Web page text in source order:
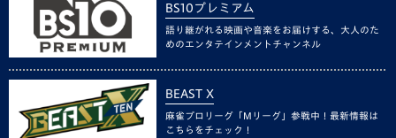
BS10プレミアム
語り継がれる映画や音楽をお届けする、大人のた
めのエンタテインメントチャンネル
BEAST X
麻雀プロリーグ「Mリーグ」参戦中！最新情報は
こちらをチェック！